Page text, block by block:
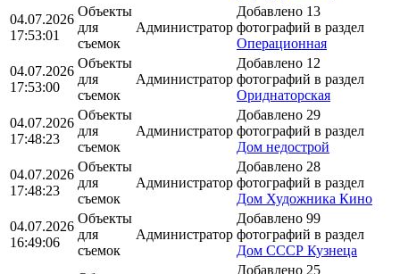
04.07.2026
17:53:01
Объекты
для
съемок
Администратор
Добавлено 13
фотографий в раздел
Операционная
04.07.2026
17:53:00
Объекты
для
съемок
Администратор
Добавлено 12
фотографий в раздел
Ориднаторская
04.07.2026
17:48:23
Объекты
для
съемок
Администратор
Добавлено 29
фотографий в раздел
Дом недострой
04.07.2026
17:48:23
Объекты
для
съемок
Администратор
Добавлено 28
фотографий в раздел
Дом Художника Кино
04.07.2026
16:49:06
Объекты
для
съемок
Администратор
Добавлено 99
фотографий в раздел
Дом СССР Кузнеца
Добавлено 25